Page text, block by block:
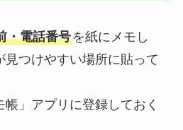
・電話番号を紙にメモし
見つけやすい場所に貼って
」アプリに登録しておく